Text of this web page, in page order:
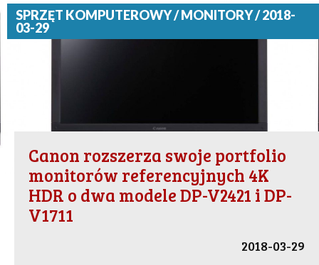
SPRZĘT KOMPUTEROWY / MONITORY / 2018-
03-29
Canon rozszerza swoje portfolio
monitorów referencyjnych 4K
HDR o dwa modele DP-V2421 i DP-
V1711
2018-03-29